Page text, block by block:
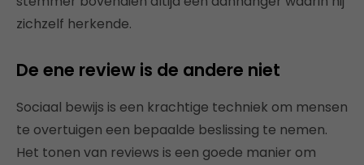
zichzelf herkende.
De ene review is de andere niet
Sociaal bewijs is een krachtige techniek om mensen
te overtuigen een bepaalde beslissing te nemen.
Het tonen van reviews is een goede manier om